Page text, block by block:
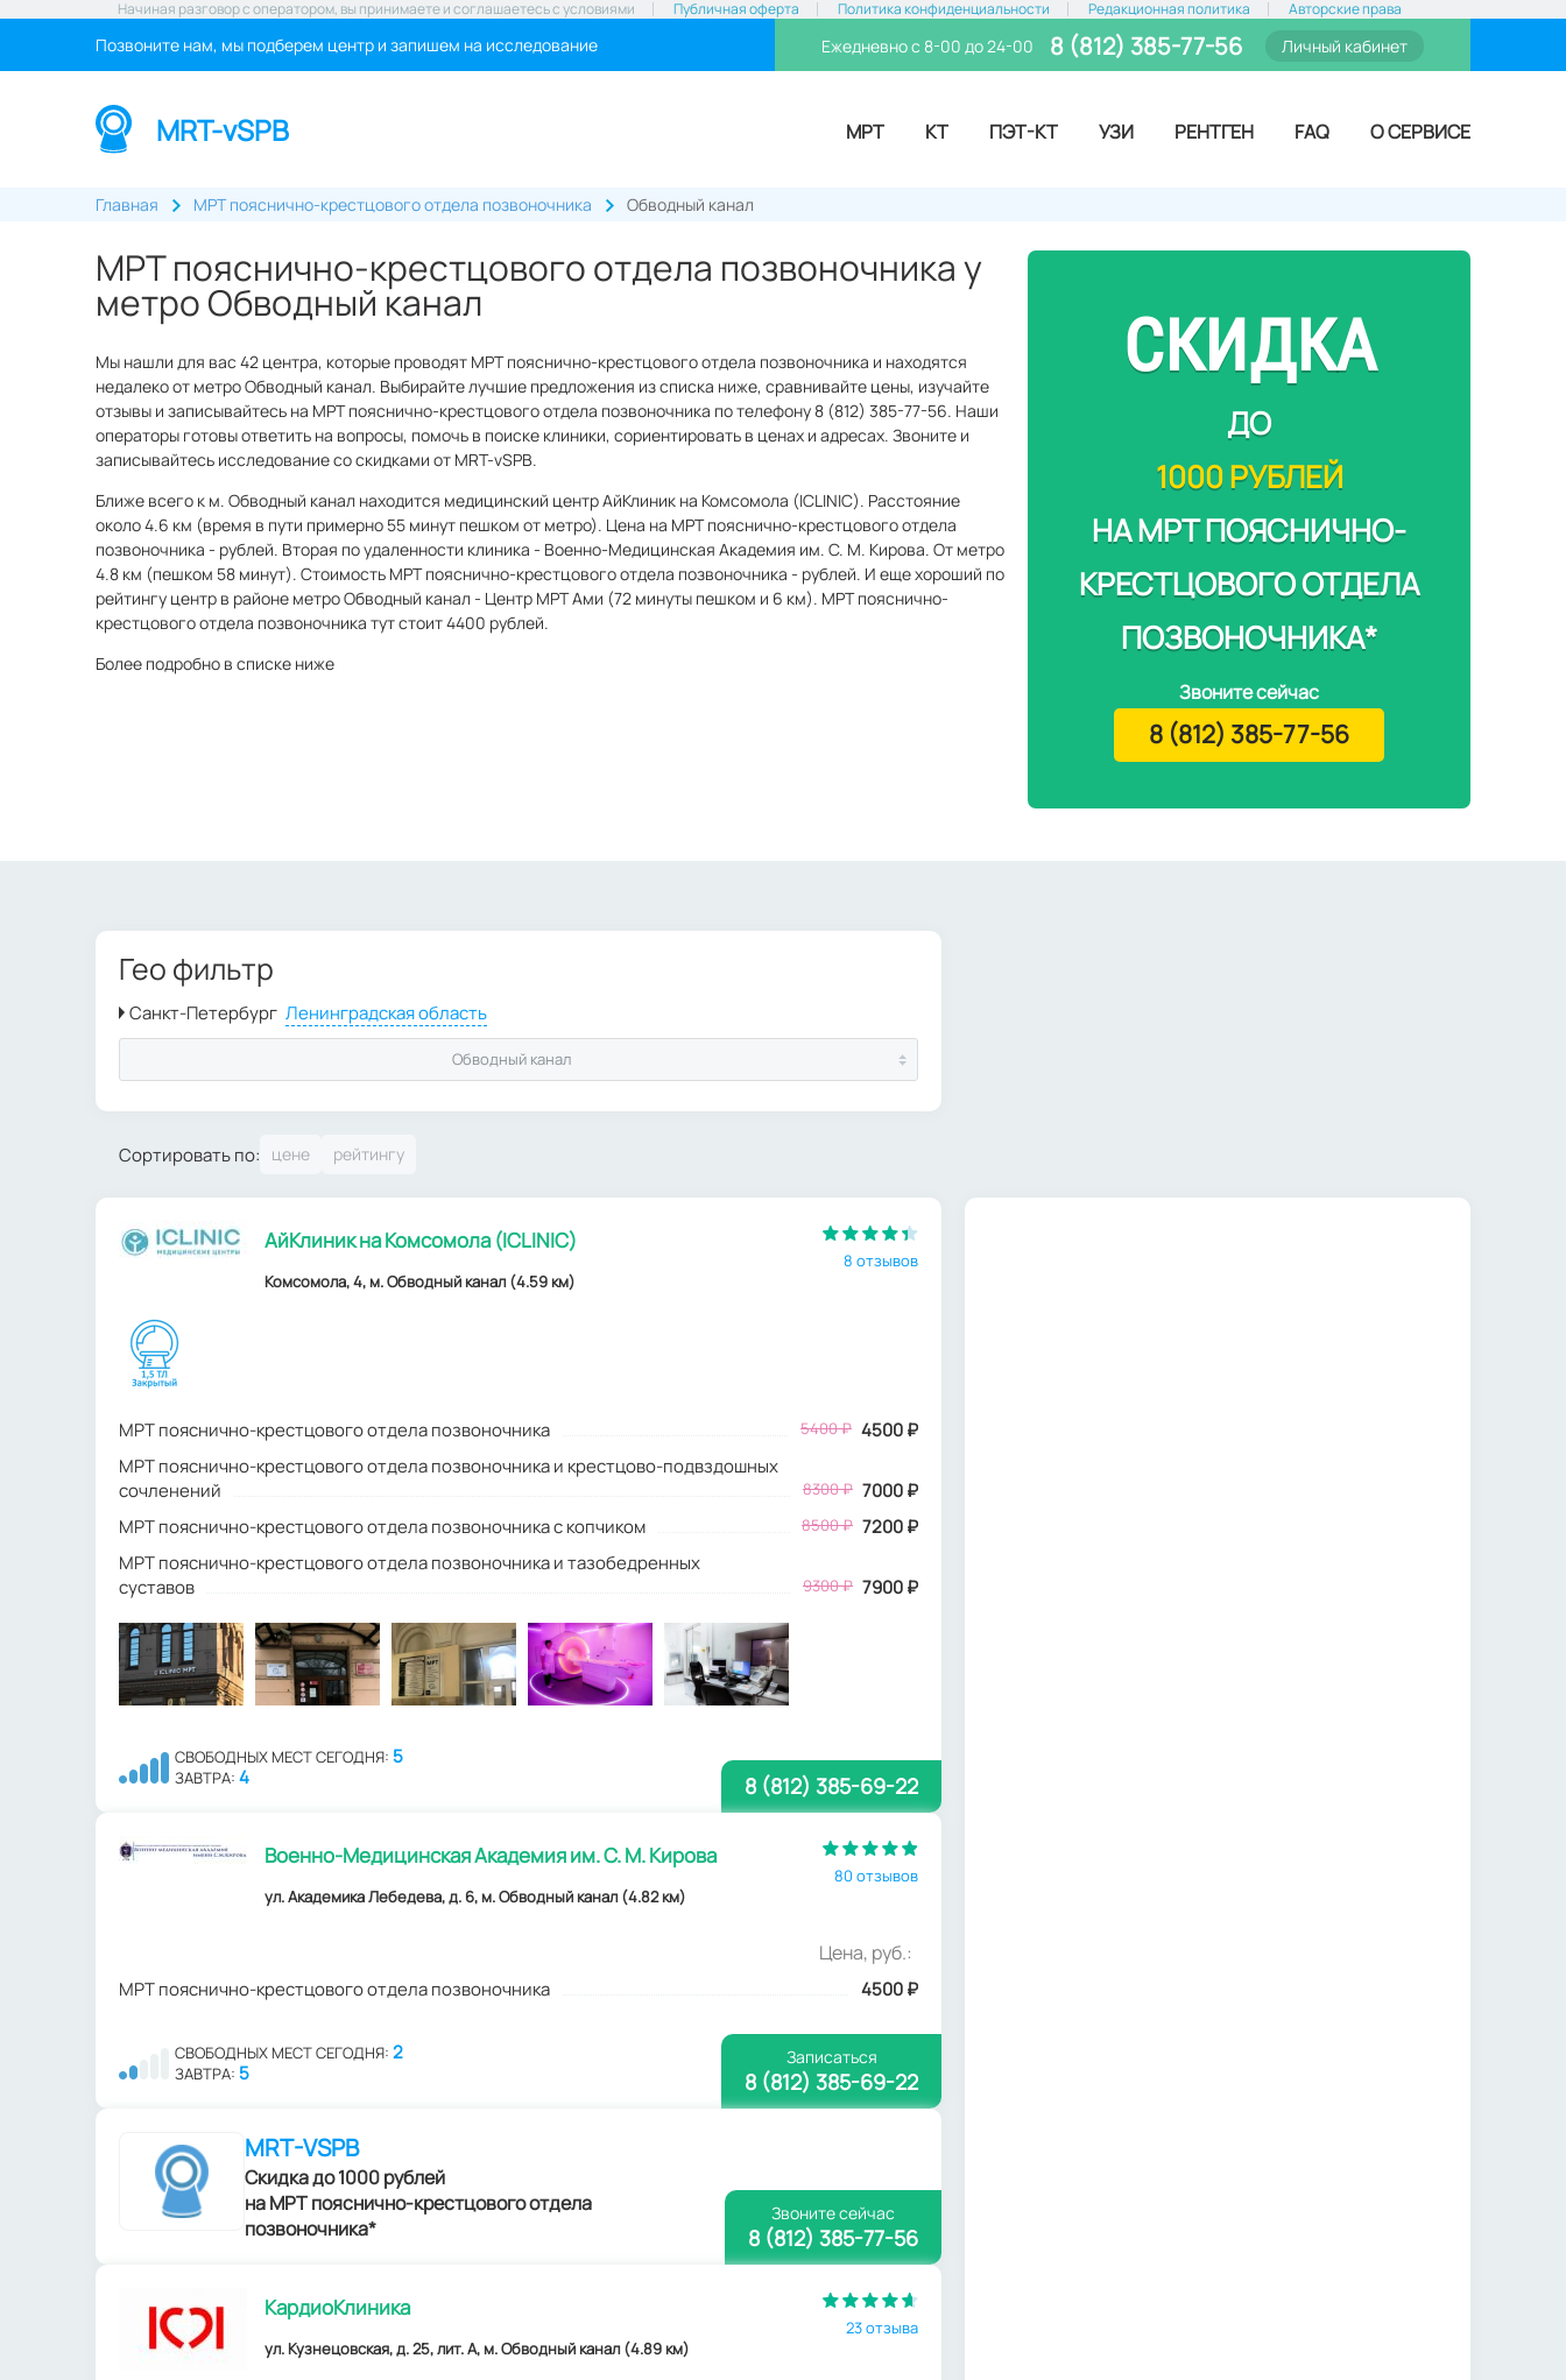
Начиная разговор с оператором, вы принимаете и соглашаетесь с условиями Публичная оферта Политика конфиденциальности Редакционная политика Авторские права
Позвоните нам, мы подберем центр и запишем на исследование Ежедневно с 8-00 до 24-00 8 (812) 385-77-56 Личный кабинет
MRT-vSPB МРТ КТ ПЭТ-КТ УЗИ РЕНТГЕН FAQ О СЕРВИСЕ
Главная МРТ пояснично-крестцового отдела позвоночника Обводный канал
МРТ пояснично-крестцового отдела позвоночника у
метро Обводный канал
Мы нашли для вас 42 центра, которые проводят МРТ пояснично-крестцового отдела позвоночника и находятся
недалеко от метро Обводный канал. Выбирайте лучшие предложения из списка ниже, сравнивайте цены, изучайте
отзывы и записывайтесь на МРТ пояснично-крестцового отдела позвоночника по телефону 8 (812) 385-77-56. Наши
операторы готовы ответить на вопросы, помочь в поиске клиники, сориентировать в ценах и адресах. Звоните и
записывайтесь исследование со скидками от MRT-vSPB.
Ближе всего к м. Обводный канал находится медицинский центр АйКлиник на Комсомола (ICLINIC). Расстояние
около 4.6 км (время в пути примерно 55 минут пешком от метро). Цена на МРТ пояснично-крестцового отдела
позвоночника - рублей. Вторая по удаленности клиника - Военно-Медицинская Академия им. С. М. Кирова. От метро
4.8 км (пешком 58 минут). Стоимость МРТ пояснично-крестцового отдела позвоночника - рублей. И еще хороший по
рейтингу центр в районе метро Обводный канал - Центр МРТ Ами (72 минуты пешком и 6 км). МРТ пояснично-
крестцового отдела позвоночника тут стоит 4400 рублей.
Более подробно в списке ниже
СКИДКА
ДО
1000 РУБЛЕЙ
НА МРТ ПОЯСНИЧНО-
КРЕСТЦОВОГО ОТДЕЛА
ПОЗВОНОЧНИКА*
Звоните сейчас
8 (812) 385-77-56
Гео фильтр
Обводный канал
Сортировать по:
АйКлиник на Комсомола (ICLINIC)
Комсомола, 4, м. Обводный канал (4.59 км)
8 отзывов
МРТ пояснично-крестцового отдела позвоночника 5400₽ 4500₽
МРТ пояснично-крестцового отдела позвоночника и крестцово-подвздошных
сочленений
8300 ₽ 7000 ₽
МРТ пояснично-крестцового отдела позвоночника с копчиком
8500 ₽ 7200 ₽
МРТ пояснично-крестцового отдела позвоночника и тазобедренных
суставов
9300 ₽ 7900 ₽
СВОБОДНЫХ МЕСТ СЕГОДНЯ: 5
ЗАВТРА: 4 8 (812) 385-69-22
Военно-Медицинская Академия им. С. М. Кирова
ул. Академика Лебедева, д. 6, м. Обводный канал (4.82 км)
80 отзывов
Цена, руб.:
МРТ пояснично-крестцового отдела позвоночника 4500₽
СВОБОДНЫХ МЕСТ СЕГОДНЯ: 2
ЗАВТРА: 5
Записаться
8 (812) 385-69-22
MRT-VSPB
Скидка до 1000 рублей
на МРТ пояснично-крестцового отдела
позвоночника*
Звоните сейчас
8 (812) 385-77-56
КардиоКлиника
ул. Кузнецовская, д. 25, лит. А, м. Обводный канал (4.89 км)
23 отзыва